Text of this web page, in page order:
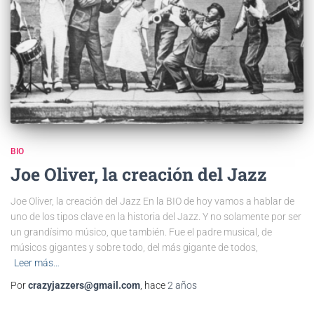
BIO
Joe Oliver, la creación del Jazz
Joe Oliver, la creación del Jazz En la BIO de hoy vamos a hablar de
uno de los tipos clave en la historia del Jazz. Y no solamente por ser
un grandísimo músico, que también. Fue el padre musical, de
músicos gigantes y sobre todo, del más gigante de todos,
Leer más…
Porcrazyjazzers@gmail.com, hace2 años